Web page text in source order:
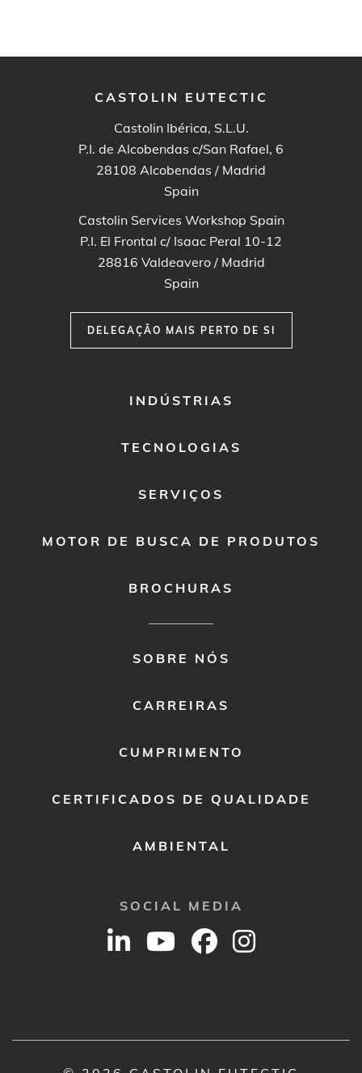
CASTOLIN EUTECTIC
Castolin Ibérica, S.L.U.
P.I. de Alcobendas c/San Rafael, 6
28108 Alcobendas / Madrid
Spain
Castolin Services Workshop Spain
P.I. El Frontal c/ Isaac Peral 10-12
28816 Valdeavero / Madrid
Spain
DELEGAÇÃO MAIS PERTO DE SI
INDÚSTRIAS
TECNOLOGIAS
SERVIÇOS
MOTOR DE BUSCA DE PRODUTOS
BROCHURAS
SOBRE NÓS
CARREIRAS
CUMPRIMENTO
CERTIFICADOS DE QUALIDADE
AMBIENTAL
SOCIAL MEDIA